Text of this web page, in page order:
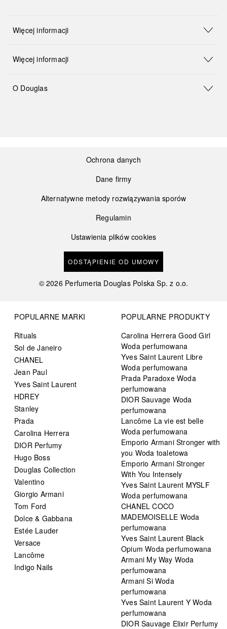
Więcej informacji
Więcej informacji
O Douglas
Ochrona danych
Dane firmy
Alternatywne metody rozwiązywania sporów
Regulamin
Ustawienia plików cookies
ODSTĄPIENIE OD UMOWY
©2026 Perfumeria Douglas Polska Sp. z o.o.
POPULARNE MARKI
Rituals
Sol de Janeiro
CHANEL
Jean Paul
Yves Saint Laurent
HDREY
Stanley
Prada
Carolina Herrera
DIOR Perfumy
Hugo Boss
Douglas Collection
Valentino
Giorgio Armani
Tom Ford
Dolce & Gabbana
Estée Lauder
Versace
Lancôme
Indigo Nails
POPULARNE PRODUKTY
Carolina Herrera Good Girl
Woda perfumowana
Yves Saint Laurent Libre
Woda perfumowana
Prada Paradoxe Woda
perfumowana
DIOR Sauvage Woda
perfumowana
Lancôme La vie est belle
Woda perfumowana
Emporio Armani Stronger with
you Woda toaletowa
Emporio Armani Stronger
With You Intensely
Yves Saint Laurent MYSLF
Woda perfumowana
CHANEL COCO
MADEMOISELLE Woda
perfumowana
Yves Saint Laurent Black
Opium Woda perfumowana
Armani My Way Woda
perfumowana
Armani Si Woda
perfumowana
Yves Saint Laurent Y Woda
perfumowana
DIOR Sauvage Elixir Perfumy